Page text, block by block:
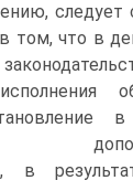
следует
том, что в
в
в